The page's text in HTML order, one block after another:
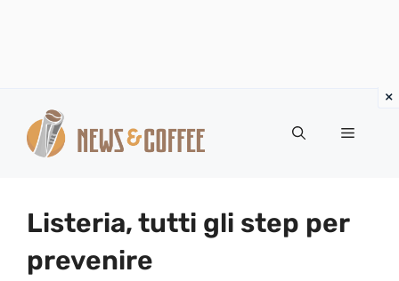
contenuto
Menu
Listeria, tutti gli step per
prevenire